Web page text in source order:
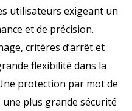
utilisateurs exigeant un
et de précision.
critères d’arrêt et
flexibilité dans la
protection par mot de
plus grande sécurité